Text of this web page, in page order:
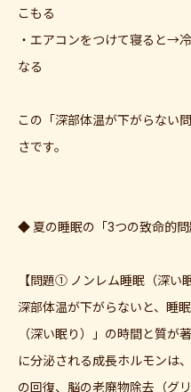
こもる
・エアコンをつけて寝ると→
なる
この「深部体温が下がらない
さです。
◆ 夏の睡眠の「3つの致命的問
【問題① ノンレム睡眠（深い
深部体温が下がらないと、睡
（深い眠り）」の時間と質が
に分泌される成長ホルモンは
の回復、脳の老廃物除去（グ